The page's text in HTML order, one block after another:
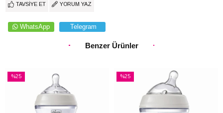
TAVSIYE ET YORUM YAZ
WhatsApp Telegram
Benzer Ürünler
%25
%25
%25İndirim